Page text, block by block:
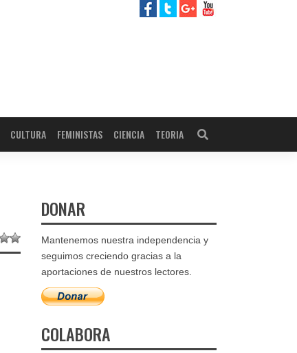
CULTURA FEMINISTAS CIENCIA TEORIA
DONAR
Mantenemos nuestra independencia y
seguimos creciendo gracias a la
aportaciones de nuestros lectores.
COLABORA